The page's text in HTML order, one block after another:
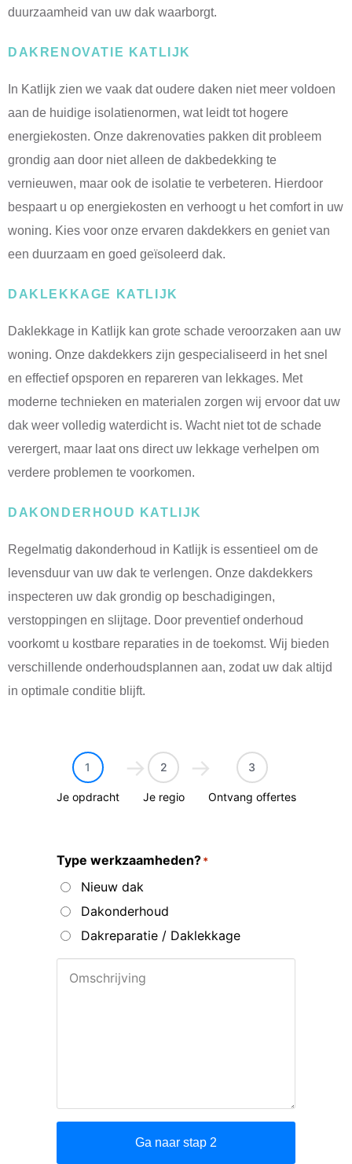
duurzaamheid van uw dak waarborgt.
DAKRENOVATIE KATLIJK
In Katlijk zien we vaak dat oudere daken niet meer voldoen
aan de huidige isolatienormen, wat leidt tot hogere
energiekosten. Onze dakrenovaties pakken dit probleem
grondig aan door niet alleen de dakbedekking te
vernieuwen, maar ook de isolatie te verbeteren. Hierdoor
bespaart u op energiekosten en verhoogt u het comfort in uw
woning. Kies voor onze ervaren dakdekkers en geniet van
een duurzaam en goed geïsoleerd dak.
DAKLEKKAGE KATLIJK
Daklekkage in Katlijk kan grote schade veroorzaken aan uw
woning. Onze dakdekkers zijn gespecialiseerd in het snel
en effectief opsporen en repareren van lekkages. Met
moderne technieken en materialen zorgen wij ervoor dat uw
dak weer volledig waterdicht is. Wacht niet tot de schade
verergert, maar laat ons direct uw lekkage verhelpen om
verdere problemen te voorkomen.
DAKONDERHOUD KATLIJK
Regelmatig dakonderhoud in Katlijk is essentieel om de
levensduur van uw dak te verlengen. Onze dakdekkers
inspecteren uw dak grondig op beschadigingen,
verstoppingen en slijtage. Door preventief onderhoud
voorkomt u kostbare reparaties in de toekomst. Wij bieden
verschillende onderhoudsplannen aan, zodat uw dak altijd
in optimale conditie blijft.